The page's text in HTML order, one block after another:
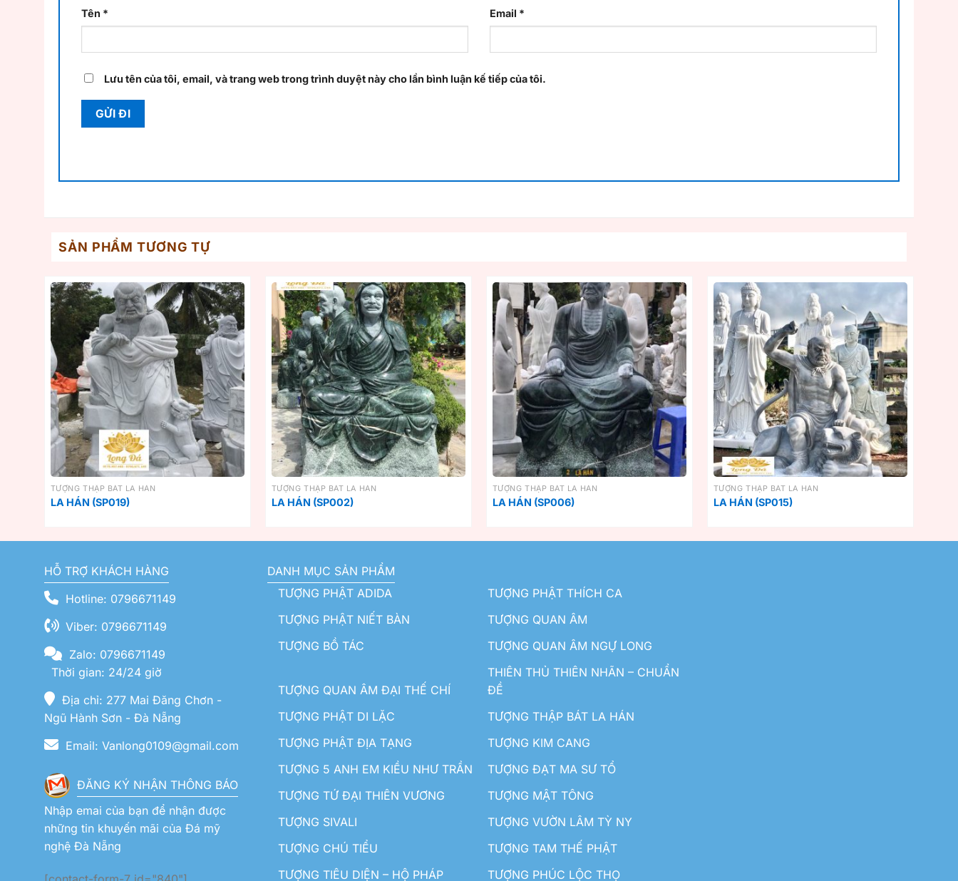
Tên * Email *
Lưu tên của tôi, email, và trang web trong trình duyệt này cho lần bình luận kế tiếp của tôi.
SẢN PHẨM TƯƠNG TỰ
TƯỢNG THẬP BÁT LA HÁN
LA HÁN (SP019)
TƯỢNG THẬP BÁT LA HÁN
LA HÁN (SP002)
TƯỢNG THẬP BÁT LA HÁN
LA HÁN (SP006)
TƯỢNG THẬP BÁT LA HÁN
LA HÁN (SP015)
HỖ TRỢ KHÁCH HÀNG
Hotline: 0796671149
Viber: 0796671149
Zalo: 0796671149
Thời gian: 24/24 giờ
Địa chỉ: 277 Mai Đăng Chơn -
Ngũ Hành Sơn - Đà Nẵng
Email: Vanlong0109@gmail.com
ĐĂNG KÝ NHẬN THÔNG BÁO
Nhập emai của bạn để nhận được
những tin khuyến mãi của Đá mỹ
nghệ Đà Nẵng
DANH MỤC SẢN PHẨM
TƯỢNG PHẬT ADIDA
TƯỢNG PHẬT THÍCH CA
TƯỢNG PHẬT NIẾT BÀN
TƯỢNG QUAN ÂM
TƯỢNG BỒ TÁC
TƯỢNG QUAN ÂM NGỰ LONG
TƯỢNG QUAN ÂM ĐẠI THẾ CHÍ
THIÊN THỦ THIÊN NHÃN – CHUẨN
ĐỀ
TƯỢNG PHẬT DI LẶC
TƯỢNG THẬP BÁT LA HÁN
TƯỢNG PHẬT ĐỊA TẠNG
TƯỢNG KIM CANG
TƯỢNG 5 ANH EM KIỀU NHƯ TRẦN
TƯỢNG ĐẠT MA SƯ TỔ
TƯỢNG TỨ ĐẠI THIÊN VƯƠNG
TƯỢNG MẬT TÔNG
TƯỢNG SIVALI
TƯỢNG VƯỜN LÂM TỲ NY
TƯỢNG CHÚ TIỂU
TƯỢNG TAM THẾ PHẬT
TƯỢNG TIÊU DIỆN – HỘ PHÁP
TƯỢNG PHÚC LỘC THỌ